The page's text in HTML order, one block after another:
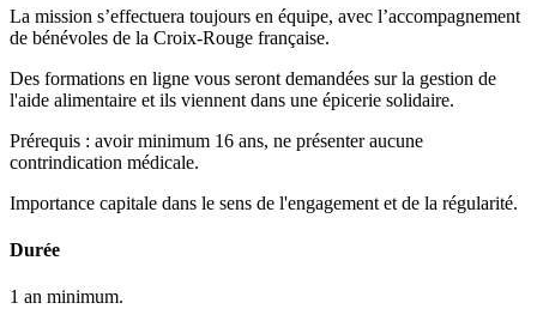
La mission s’effectuera toujours en équipe, avec l’accompagnement
de bénévoles de la Croix-Rouge française.
Des formations en ligne vous seront demandées sur la gestion de
l'aide alimentaire et ils viennent dans une épicerie solidaire.
Prérequis : avoir minimum 16 ans, ne présenter aucune
contrindication médicale.
Importance capitale dans le sens de l'engagement et de la régularité.
Durée
1 an minimum.